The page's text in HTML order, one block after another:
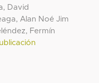
David
Alan Noé Jim
Fermín